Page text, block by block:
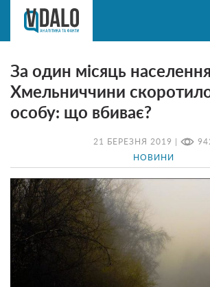
21 БЕРЕЗНЯ 2019 |
НОВИНИ
За один місяць населення
Хмельниччини
особу: що вбиває?